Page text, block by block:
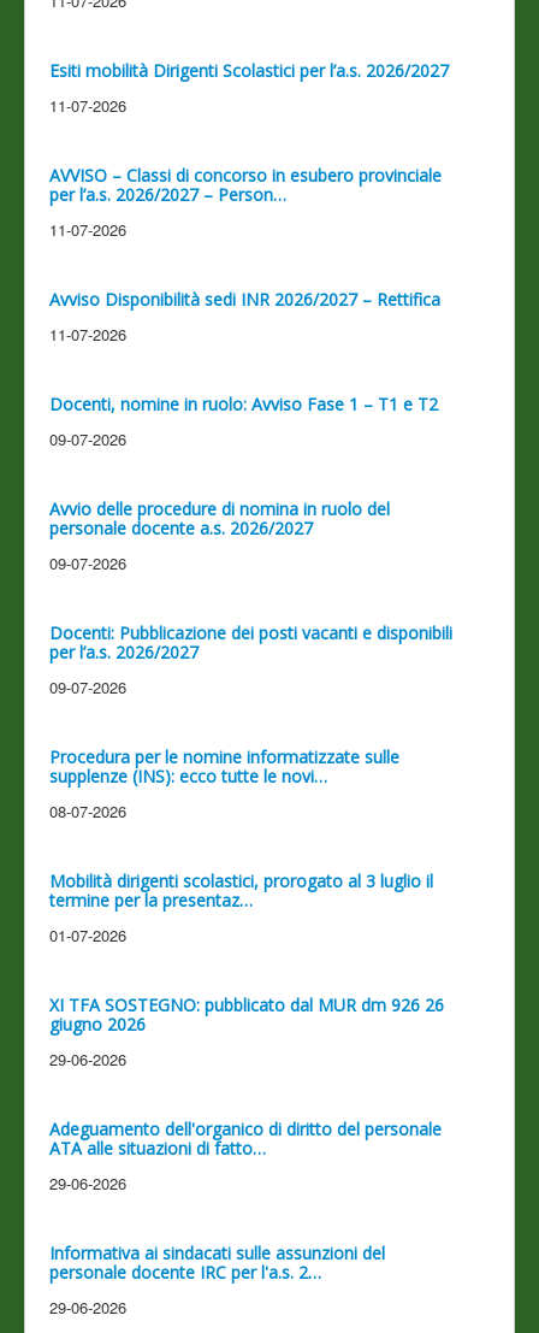
Esiti mobilità Dirigenti Scolastici per l’a.s. 2026/2027
11-07-2026
AVVISO – Classi di concorso in esubero provinciale
per l’a.s. 2026/2027 – Person…
11-07-2026
Avviso Disponibilità sedi INR 2026/2027 – Rettifica
11-07-2026
Docenti, nomine in ruolo: Avviso Fase 1 – T1 e T2
09-07-2026
Avvio delle procedure di nomina in ruolo del
personale docente a.s. 2026/2027
09-07-2026
Docenti: Pubblicazione dei posti vacanti e disponibili
per l’a.s. 2026/2027
09-07-2026
Procedura per le nomine informatizzate sulle
supplenze (INS): ecco tutte le novi…
08-07-2026
Mobilità dirigenti scolastici, prorogato al 3 luglio il
termine per la presentaz…
01-07-2026
XI TFA SOSTEGNO: pubblicato dal MUR dm 926 26
giugno 2026
29-06-2026
Adeguamento dell'organico di diritto del personale
ATA alle situazioni di fatto…
29-06-2026
Informativa ai sindacati sulle assunzioni del
personale docente IRC per l'a.s. 2…
29-06-2026